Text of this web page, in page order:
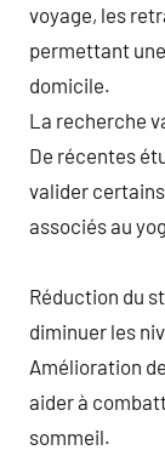
voyage, les
permettant
domicile.
La recherche
De récentes
valider
associés au
Réduction du
diminuer les
Amélioration
aider à
sommeil.